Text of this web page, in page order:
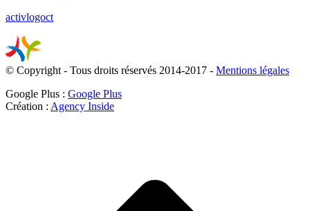
activlogoct
© Copyright - Tous droits réservés 2014-2017 - Mentions légales
Google Plus : Google Plus
Création : Agency Inside